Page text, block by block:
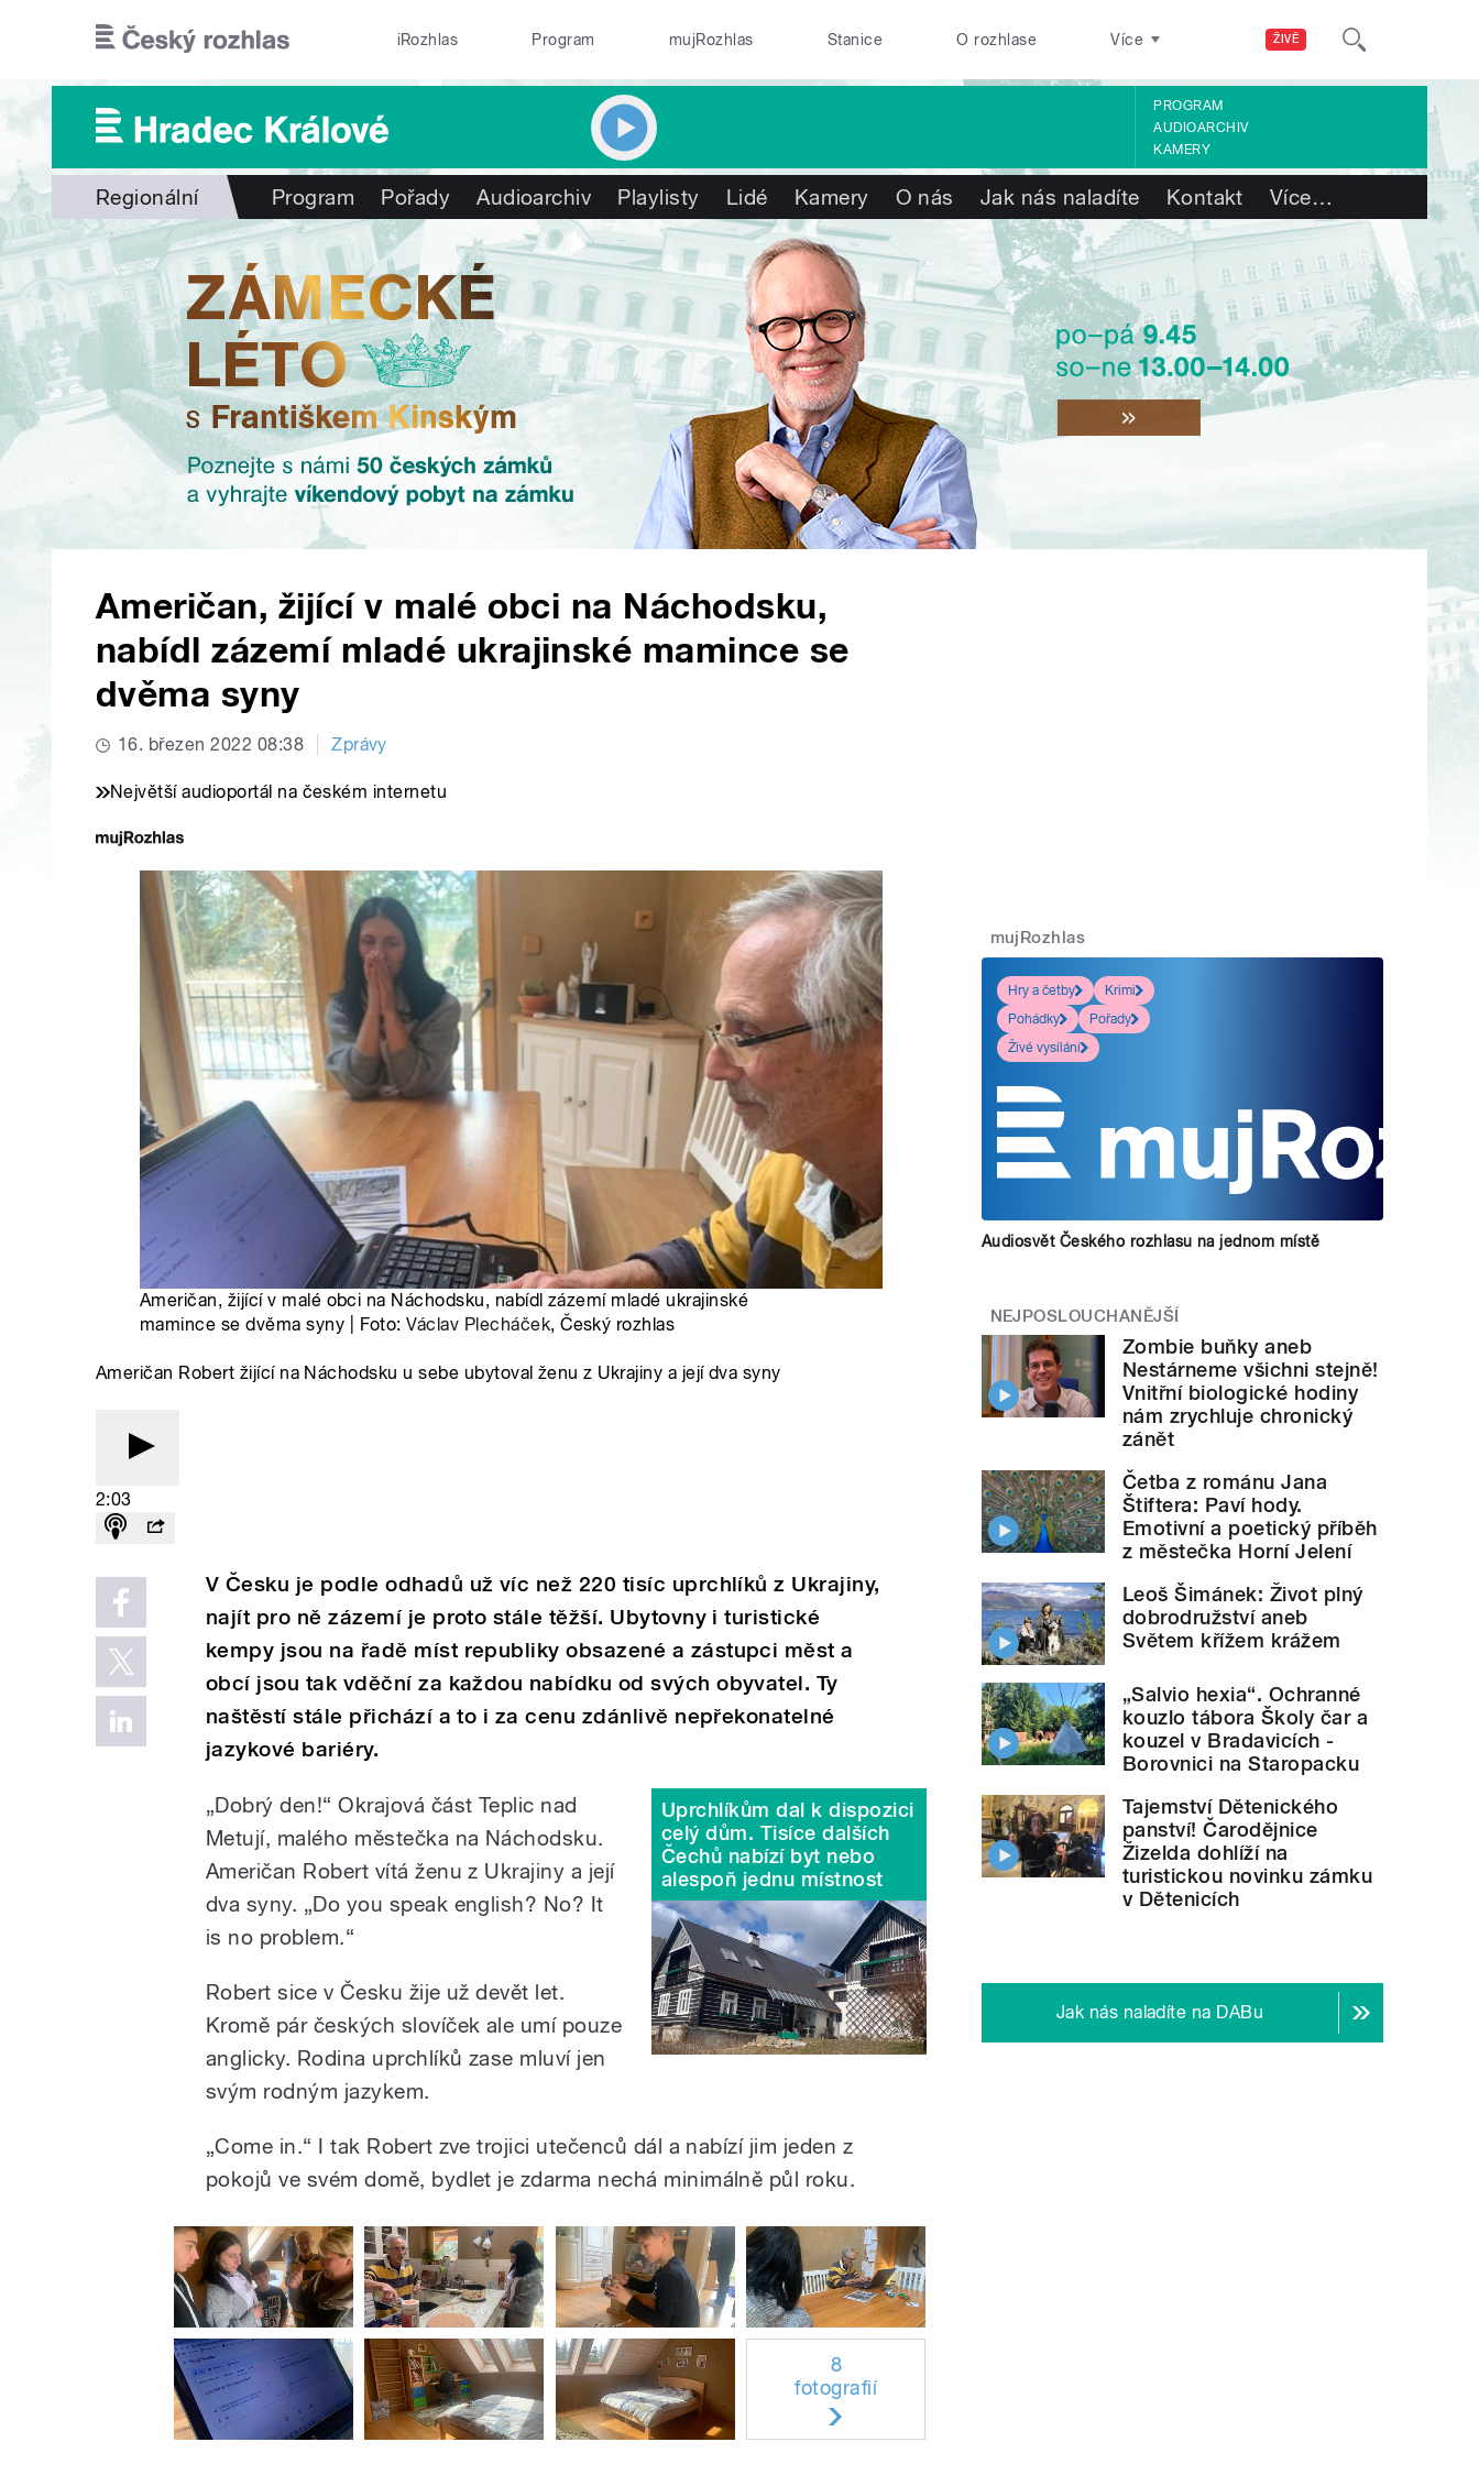
ŽIVĚ
iRozhlas Program mujRozhlas Stanice O rozhlase Více
PROGRAM
AUDIOARCHIV
KAMERY
Regionální Program Pořady Audioarchiv Playlisty Lidé Kamery O nás Jak nás naladíte Kontakt Více…
Američan, žijící v malé obci na Náchodsku,
nabídl zázemí mladé ukrajinské mamince se
dvěma syny
16. březen 2022 08:38 Zprávy
Největší audioportál na českém internetu
Američan, žijící v malé obci na Náchodsku, nabídl zázemí mladé ukrajinské
mamince se dvěma syny | Foto:Václav Plecháček, Český rozhlas
Američan Robert žijící na Náchodsku u sebe ubytoval ženu z Ukrajiny a její dva syny
2:03
V Česku je podle odhadů už víc než 220 tisíc uprchlíků z Ukrajiny,
najít pro ně zázemí je proto stále těžší. Ubytovny i turistické
kempy jsou na řadě míst republiky obsazené a zástupci měst a
obcí jsou tak vděční za každou nabídku od svých obyvatel. Ty
naštěstí stále přichází a to i za cenu zdánlivě nepřekonatelné
jazykové bariéry.
Uprchlíkům dal k dispozici
celý dům. Tisíce dalších
Čechů nabízí byt nebo
alespoň jednu místnost
„Dobrý den!“ Okrajová část Teplic nad
Metují, malého městečka na Náchodsku.
Američan Robert vítá ženu z Ukrajiny a její
dva syny. „Do you speak english? No? It
is no problem.“
Robert sice v Česku žije už devět let.
Kromě pár českých slovíček ale umí pouze
anglicky. Rodina uprchlíků zase mluví jen
svým rodným jazykem.
„Come in.“ I tak Robert zve trojici utečenců dál a nabízí jim jeden z
pokojů ve svém domě, bydlet je zdarma nechá minimálně půl roku.
8
fotografií
mujRozhlas
Hry a četby
Krimi
Pohádky
Pořady
Živé vysílání
Audiosvět Českého rozhlasu na jednom místě
NEJPOSLOUCHANĚJŠÍ
Zombie buňky aneb
Nestárneme všichni stejně!
Vnitřní biologické hodiny
nám zrychluje chronický
zánět
Četba z románu Jana
Štiftera: Paví hody.
Emotivní a poetický příběh
z městečka Horní Jelení
Leoš Šimánek: Život plný
dobrodružství aneb
Světem křížem krážem
„Salvio hexia“. Ochranné
kouzlo tábora Školy čar a
kouzel v Bradavicích -
Borovnici na Staropacku
Tajemství Dětenického
panství! Čarodějnice
Žizelda dohlíží na
turistickou novinku zámku
v Dětenicích
Jak nás naladíte na DABu